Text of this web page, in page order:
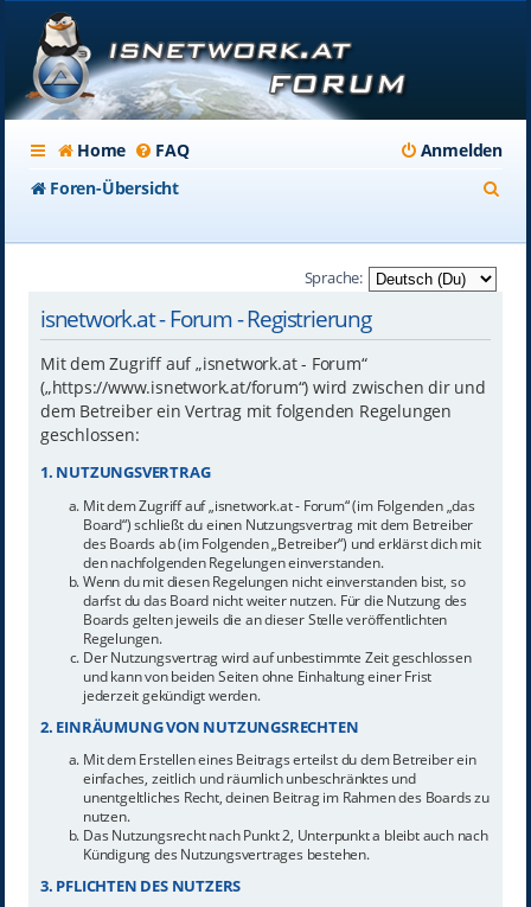
Home FAQ
Anmelden
Foren-Übersicht
Sprache:
isnetwork.at - Forum - Registrierung
Mit dem Zugriff auf „isnetwork.at - Forum“
(„https://www.isnetwork.at/forum“) wird zwischen dir und
dem Betreiber ein Vertrag mit folgenden Regelungen
geschlossen:
1. NUTZUNGSVERTRAG
Mit dem Zugriff auf „isnetwork.at - Forum“ (im Folgenden „das
Board“) schließt du einen Nutzungsvertrag mit dem Betreiber
des Boards ab (im Folgenden „Betreiber“) und erklärst dich mit
den nachfolgenden Regelungen einverstanden.
Wenn du mit diesen Regelungen nicht einverstanden bist, so
darfst du das Board nicht weiter nutzen. Für die Nutzung des
Boards gelten jeweils die an dieser Stelle veröffentlichten
Regelungen.
Der Nutzungsvertrag wird auf unbestimmte Zeit geschlossen
und kann von beiden Seiten ohne Einhaltung einer Frist
jederzeit gekündigt werden.
2. EINRÄUMUNG VON NUTZUNGSRECHTEN
Mit dem Erstellen eines Beitrags erteilst du dem Betreiber ein
einfaches, zeitlich und räumlich unbeschränktes und
unentgeltliches Recht, deinen Beitrag im Rahmen des Boards zu
nutzen.
Das Nutzungsrecht nach Punkt 2, Unterpunkt a bleibt auch nach
Kündigung des Nutzungsvertrages bestehen.
3. PFLICHTEN DES NUTZERS